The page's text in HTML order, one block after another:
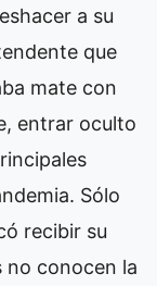
a su
que
mate con
entrar oculto
Sólo
recibir su
no conocen la